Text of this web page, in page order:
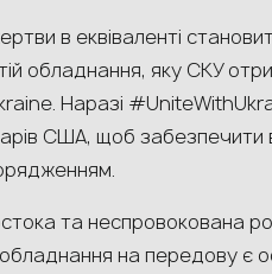
в еквіваленті
обладнання, яку СКУ
Наразі
США, щоб забезпечити
та неспровокована
на передову є